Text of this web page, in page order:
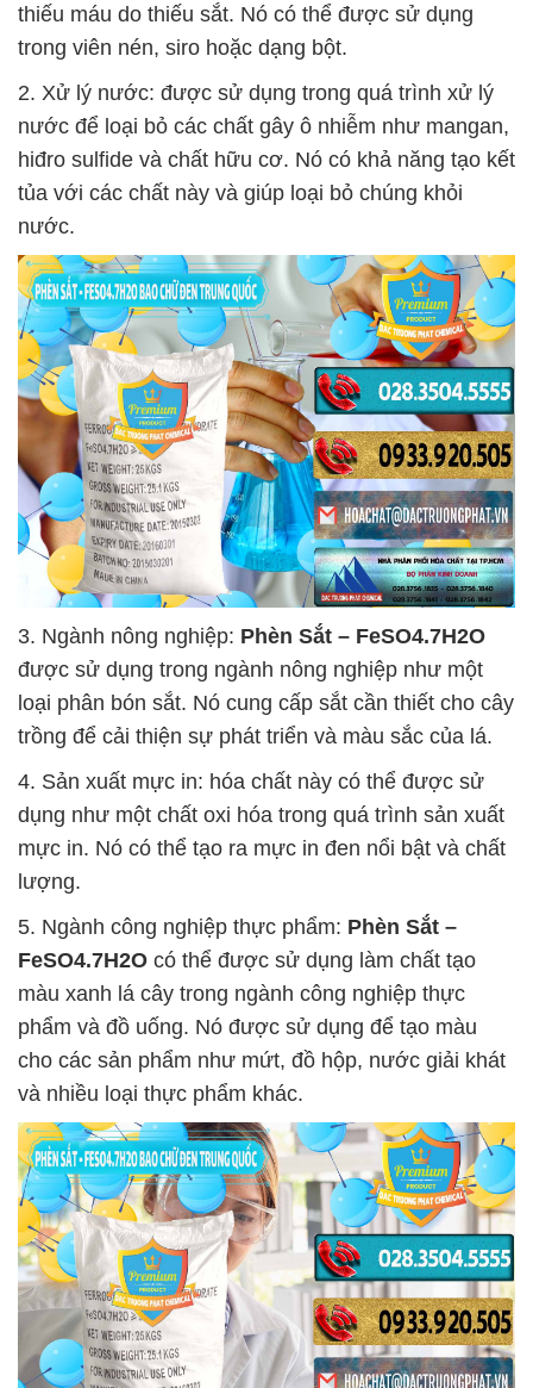
thiếu máu do thiếu sắt. Nó có thể được sử dụng
trong viên nén, siro hoặc dạng bột.
2. Xử lý nước: được sử dụng trong quá trình xử lý
nước để loại bỏ các chất gây ô nhiễm như mangan,
hiđro sulfide và chất hữu cơ. Nó có khả năng tạo kết
tủa với các chất này và giúp loại bỏ chúng khỏi
nước.
3. Ngành nông nghiệp: Phèn Sắt – FeSO4.7H2O
được sử dụng trong ngành nông nghiệp như một
loại phân bón sắt. Nó cung cấp sắt cần thiết cho cây
trồng để cải thiện sự phát triển và màu sắc của lá.
4. Sản xuất mực in: hóa chất này có thể được sử
dụng như một chất oxi hóa trong quá trình sản xuất
mực in. Nó có thể tạo ra mực in đen nổi bật và chất
lượng.
5. Ngành công nghiệp thực phẩm: Phèn Sắt –
FeSO4.7H2O có thể được sử dụng làm chất tạo
màu xanh lá cây trong ngành công nghiệp thực
phẩm và đồ uống. Nó được sử dụng để tạo màu
cho các sản phẩm như mứt, đồ hộp, nước giải khát
và nhiều loại thực phẩm khác.